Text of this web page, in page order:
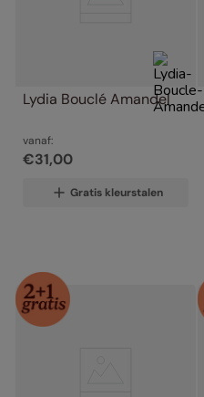
Lydia Bouclé Amandel
vanaf:
€31,00
Gratis kleurstalen